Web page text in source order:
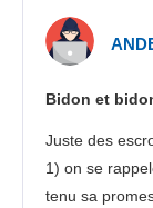
Bidon et
Juste des
1) on se
tenu sa